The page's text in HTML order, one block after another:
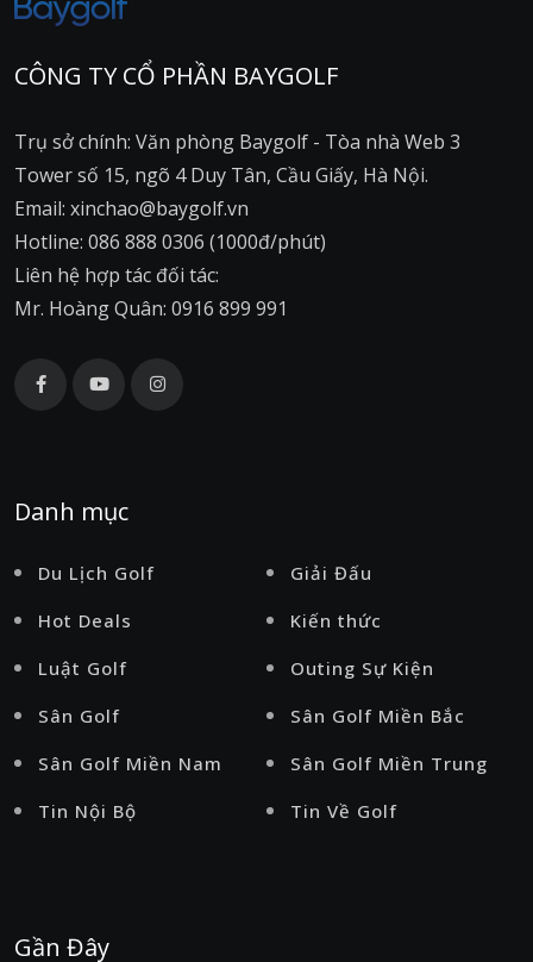
CÔNG TY CỔ PHẦN BAYGOLF
Trụ sở chính: Văn phòng Baygolf - Tòa nhà Web 3
Tower số 15, ngõ 4 Duy Tân, Cầu Giấy, Hà Nội.
Email: xinchao@baygolf.vn
Hotline: 086 888 0306 (1000đ/phút)
Liên hệ hợp tác đối tác:
Mr. Hoàng Quân: 0916 899 991
Danh mục
Du Lịch Golf
Giải Đấu
Hot Deals
Kiến thức
Luật Golf
Outing Sự Kiện
Sân Golf
Sân Golf Miền Bắc
Sân Golf Miền Nam
Sân Golf Miền Trung
Tin Nội Bộ
Tin Về Golf
Gần Đây